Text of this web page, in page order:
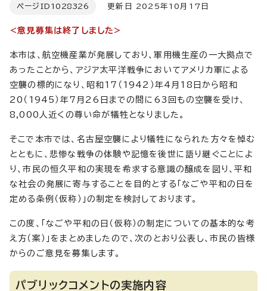
ページID 1028326 更新日 2025年10月17日
<意見募集は終了しました>
本市は、航空機産業が発展しており、軍用機生産の一大拠点で
あったことから、アジア太平洋戦争においてアメリカ軍による
空襲の標的になり、昭和17（1942）年4月18日から昭和
20（1945）年7月26日までの間に63回もの空襲を受け、
8,000人近くの尊い命が犠牲となりました。
そこで本市では、名古屋空襲により犠牲になられた方々を悼む
とともに、悲惨な戦争の体験や記憶を後世に語り継ぐことによ
り、市民の恒久平和の実現を希求する意識の醸成を図り、平和
な社会の発展に寄与することを目的とする「なごや平和の日を
定める条例（仮称）」の制定を検討しております。
この度、「なごや平和の日（仮称）の制定についての基本的な考
え方（案）」をまとめましたので、次のとおり公表し、市民の皆様
からのご意見を募集します。
パブリックコメントの実施内容